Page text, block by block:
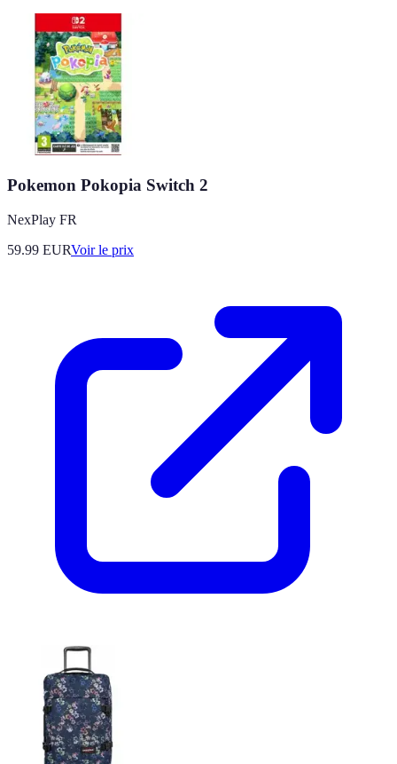
Pokemon Pokopia Switch 2
NexPlay FR
59.99 EURVoir le prix